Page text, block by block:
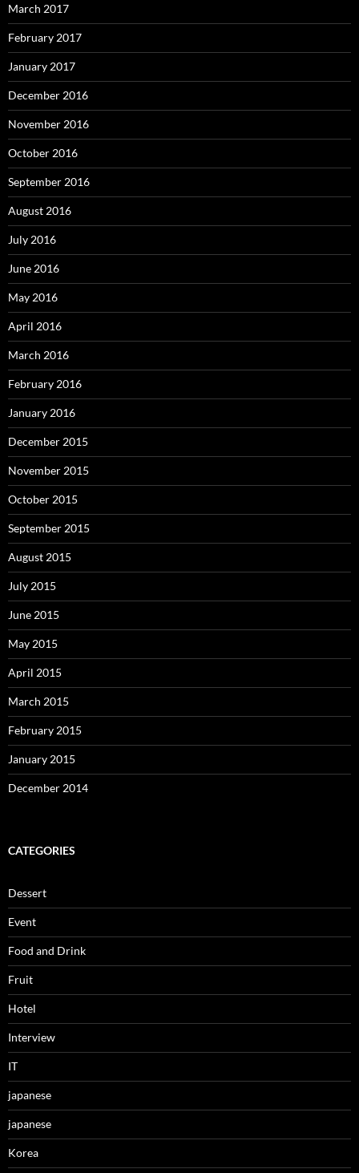
March 2017
February 2017
January 2017
December 2016
November 2016
October 2016
September 2016
August 2016
July 2016
June 2016
May 2016
April 2016
March 2016
February 2016
January 2016
December 2015
November 2015
October 2015
September 2015
August 2015
July 2015
June 2015
May 2015
April 2015
March 2015
February 2015
January 2015
December 2014
CATEGORIES
Dessert
Event
Food and Drink
Fruit
Hotel
Interview
IT
japanese
japanese
Korea